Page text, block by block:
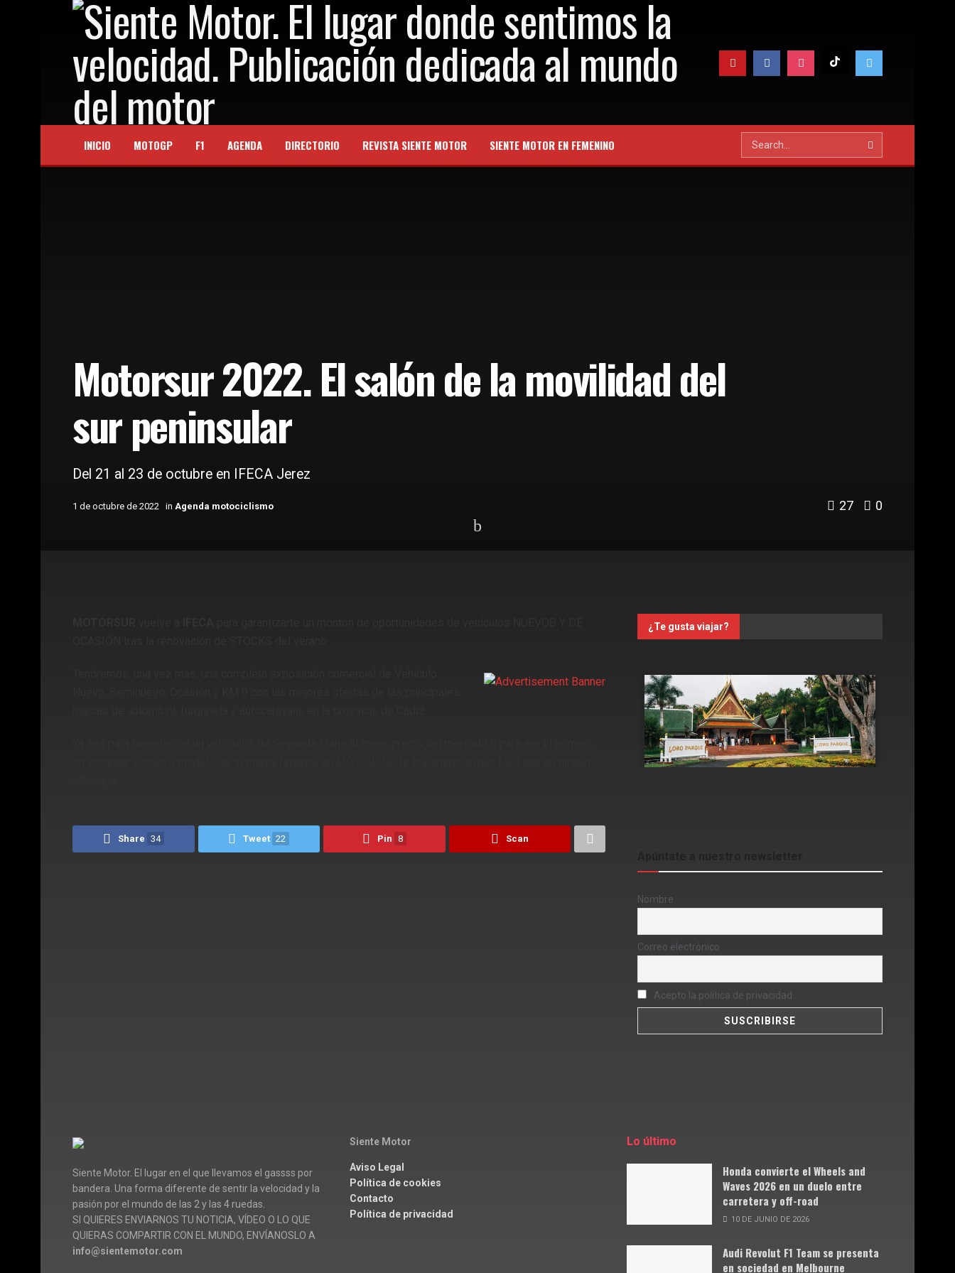
INICIO MOTOGP F1 AGENDA DIRECTORIO REVISTA SIENTE MOTOR SIENTE MOTOR EN FEMENINO
Motorsur 2022. El salón de la movilidad del
sur peninsular
Del 21 al 23 de octubre en IFECA Jerez
1 de octubre de 2022 in Agenda motociclismo 27 0
Share 34 Tweet 22 Pin 8 Scan
¿Te gusta viajar?
Nombre
Correo electrónico
Acepto la política de privacidad
Siente Motor. El lugar en el que llevamos el gassss por
bandera. Una forma diferente de sentir la velocidad y la
pasión por el mundo de las 2 y las 4 ruedas.
SI QUIERES ENVIARNOS TU NOTICIA, VÍDEO O LO QUE
QUIERAS COMPARTIR CON EL MUNDO, ENVÍANOSLO A
info@sientemotor.com
Siente Motor
Aviso Legal
Política de cookies
Contacto
Política de privacidad
Lo último
Honda convierte el Wheels and
Waves 2026 en un duelo entre
carretera y off-road
10 DE JUNIO DE 2026
Audi Revolut F1 Team se presenta
en sociedad en Melbourne